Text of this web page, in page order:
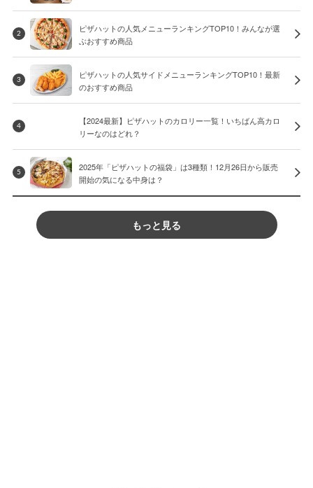
2
ピザハットの人気メニューランキングTOP10！みんなが選
ぶおすすめ商品
3
ピザハットの人気サイドメニューランキングTOP10！最新
のおすすめ商品
4
【2024最新】ピザハットのカロリー一覧！いちばん高カロ
リーなのはどれ？
5
2025年「ピザハットの福袋」は3種類！12月26日から販売
開始の気になる中身は？
もっと見る